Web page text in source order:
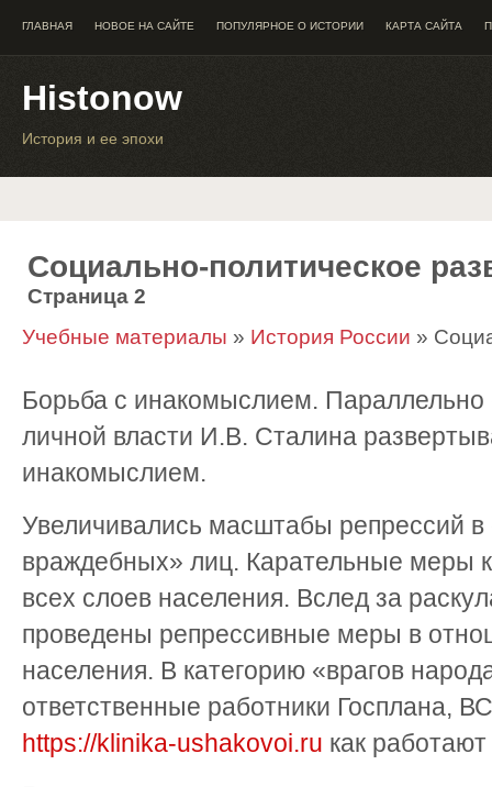
ГЛАВНАЯ НОВОЕ НА САЙТЕ ПОПУЛЯРНОЕ О ИСТОРИИ КАРТА САЙТА
Histonow
История и ее эпохи
Социально-политическое
Страница 2
Учебные материалы » История России »
Борьба с инакомыслием.
личной власти И.В. Сталина
инакомыслием.
Увеличивались масштабы репрессий
враждебных» лиц. Карательные меры
всех слоев населения. Вслед за
проведены репрессивные меры в
населения. В категорию «врагов
ответственные работники Госплана,
https://klinika-ushakovoi.ru как